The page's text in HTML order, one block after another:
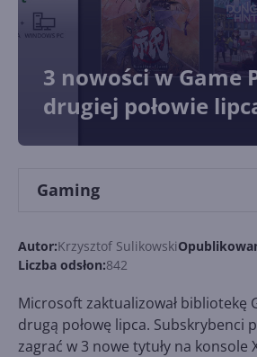
3 nowości w Game
drugiej połowie
Gaming
Autor:Krzysztof Sulikowski
Liczba odsłon:842
Microsoft zaktualizował bibliotekę
drugą połowę lipca. Subskrybenci
zagrać w 3 nowe tytuły na konsole